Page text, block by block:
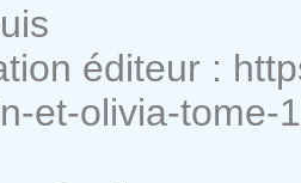
éditeur :
et-olivia-tome-